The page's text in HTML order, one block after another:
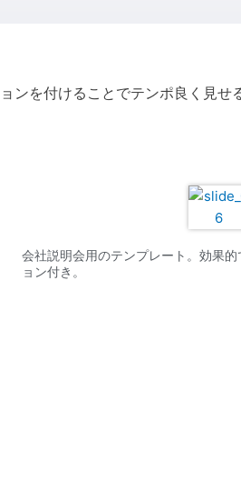
を付けることでテンポ良く見せ
会社説明会用のテンプレート。効果
ョン付き。